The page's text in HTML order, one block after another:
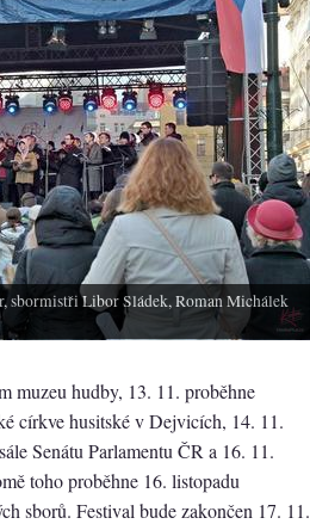
sbormistři Libor Sládek, Roman Michálek
muzeu hudby, 13. 11. proběhne
církve husitské v Dejvicích, 14. 11.
Senátu Parlamentu ČR a 16. 11.
toho proběhne 16. listopadu
sborů. Festival bude zakončen 17. 11.